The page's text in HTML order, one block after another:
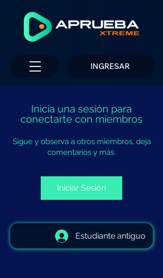
INGRESAR
Inicia una sesión para
conectarte con miembros
Sigue y observa a otros miembros, deja
comentarios y más.
Iniciar Sesión
Estudiante antiguo